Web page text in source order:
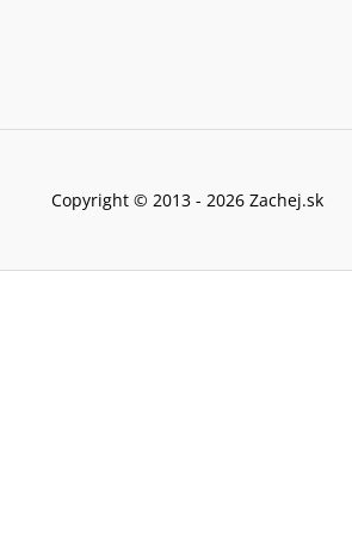
Copyright © 2013 - 2026 Zachej.sk